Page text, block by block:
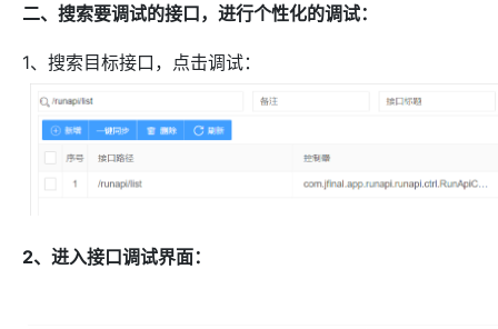
二、搜索要调试的接口，进行个性化的调试：
1、搜索目标接口，点击调试：
2、进入接口调试界面：